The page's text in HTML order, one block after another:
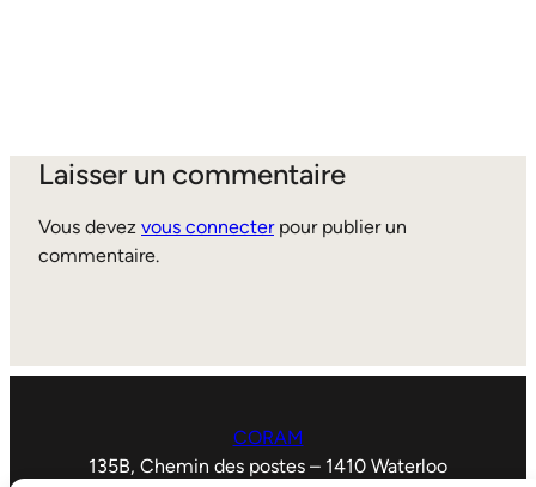
Laisser un commentaire
Vous devez vous connecterpour publier un
commentaire.
CORAM
135B, Chemin des postes – 1410 Waterloo